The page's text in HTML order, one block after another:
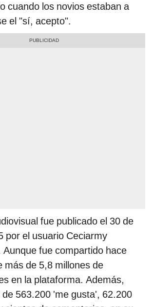
cuando los novios estaban a
el "sí, acepto".
fue publicado el 30 de
por el usuario Ceciarmy
fue compartido hace
más de 5,8 millones de
en la plataforma. Además,
563.200 'me gusta', 62.200